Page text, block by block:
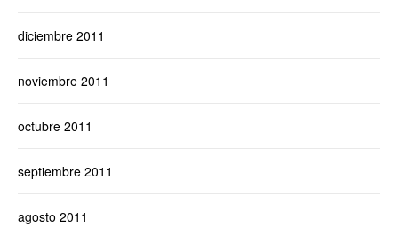
diciembre 2011
noviembre 2011
octubre 2011
septiembre 2011
agosto 2011